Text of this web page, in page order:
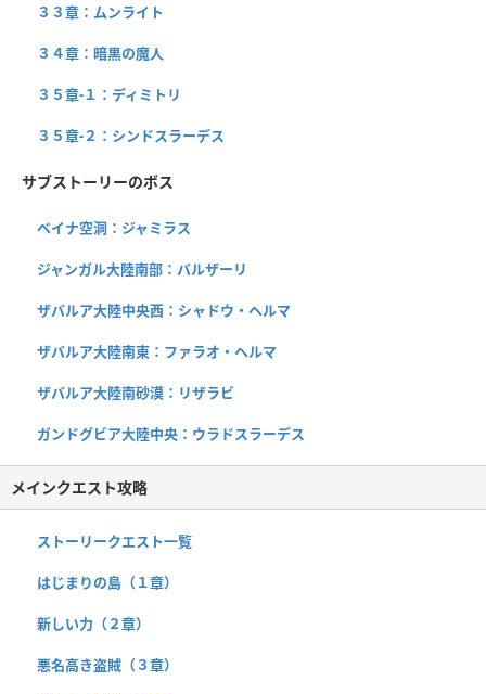
３３章：ムンライト
３４章：暗黒の魔人
３５章-１：ディミトリ
３５章-２：シンドスラーデス
サブストーリーのボス
ベイナ空洞：ジャミラス
ジャンガル大陸南部：バルザーリ
ザバルア大陸中央西：シャドウ・ヘルマ
ザバルア大陸南東：ファラオ・ヘルマ
ザバルア大陸南砂漠：リザラビ
ガンドグビア大陸中央：ウラドスラーデス
メインクエスト攻略
ストーリークエスト一覧
はじまりの島（１章）
新しい力（２章）
悪名高き盗賊（３章）